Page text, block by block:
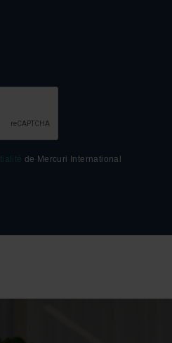
de Mercuri International